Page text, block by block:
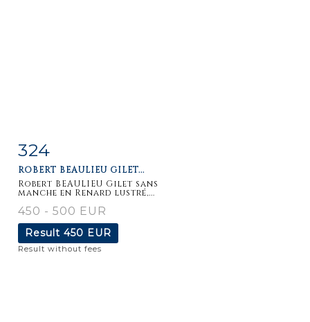
Item detail
324
ROBERT BEAULIEU GILET...
Robert BEAULIEU Gilet sans
manche en Renard lustré,...
450 - 500 EUR
Result 450 EUR
Result without fees